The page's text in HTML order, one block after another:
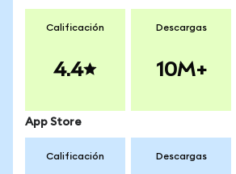
Calificación
4.4
Descargas
10M+
App Store
Calificación Descargas